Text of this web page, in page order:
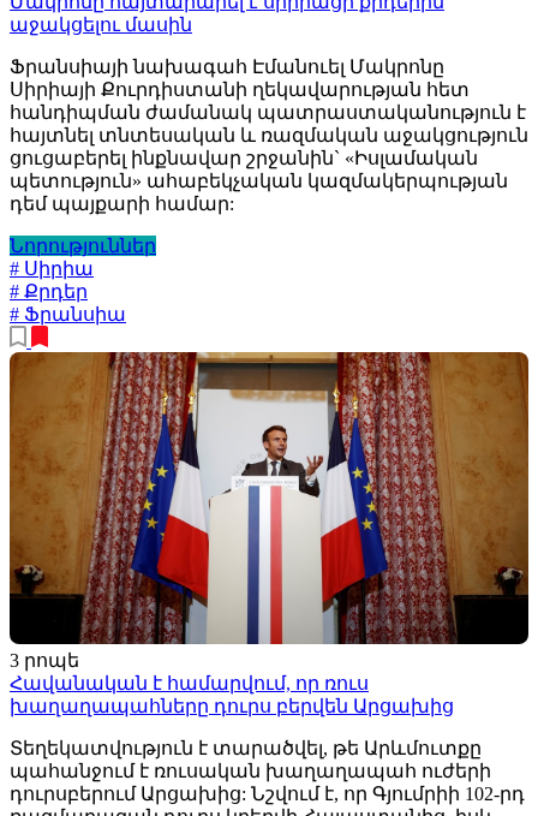
աջակցելու մասին
Ֆրանսիայի նախագահ Էմանուել Մակրոնը
Սիրիայի Քուրդիստանի ղեկավարության հետ
հանդիպման ժամանակ պատրաստականություն է
հայտնել տնտեսական և ռազմական աջակցություն
ցուցաբերել ինքնավար շրջանին` «Իսլամական
պետություն» ահաբեկչական կազմակերպության
դեմ պայքարի համար:
Նորություններ
# Սիրիա
# Քրդեր
# Ֆրանսիա
3 րոպե
Հավանական է համարվում, որ ռուս
խաղաղապահները դուրս բերվեն Արցախից
Տեղեկատվություն է տարածվել, թե Արևմուտքը
պահանջում է ռուսական խաղաղապահ ուժերի
դուրսբերում Արցախից: Նշվում է, որ Գյումրիի 102-րդ